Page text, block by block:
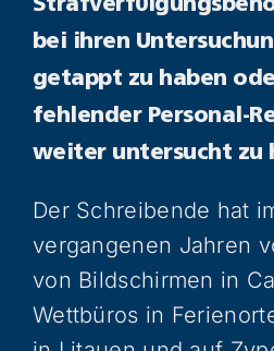
bei ihren
getappt zu haben
fehlender Personal-
weiter untersucht zu
Der Schreibende hat
vergangenen Jahren
von Bildschirmen in
Wettbüros in